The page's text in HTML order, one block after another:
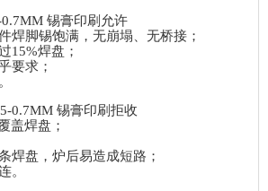
锡膏印刷允许
焊脚锡饱满，无崩塌、无桥接；
15%焊盘；
要求；
0.7MM 锡膏印刷拒收
盖焊盘；
焊盘，炉后易造成短路；
。